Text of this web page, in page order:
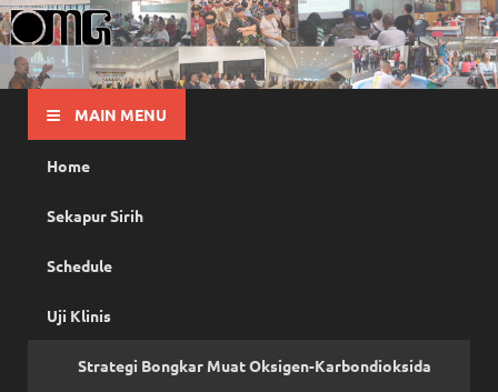
OMG
Pusat Pelatihan Olah Napas Modern
MAIN MENU
Home
Sekapur Sirih
Schedule
Uji Klinis
Strategi Bongkar Muat Oksigen-Karbondioksida